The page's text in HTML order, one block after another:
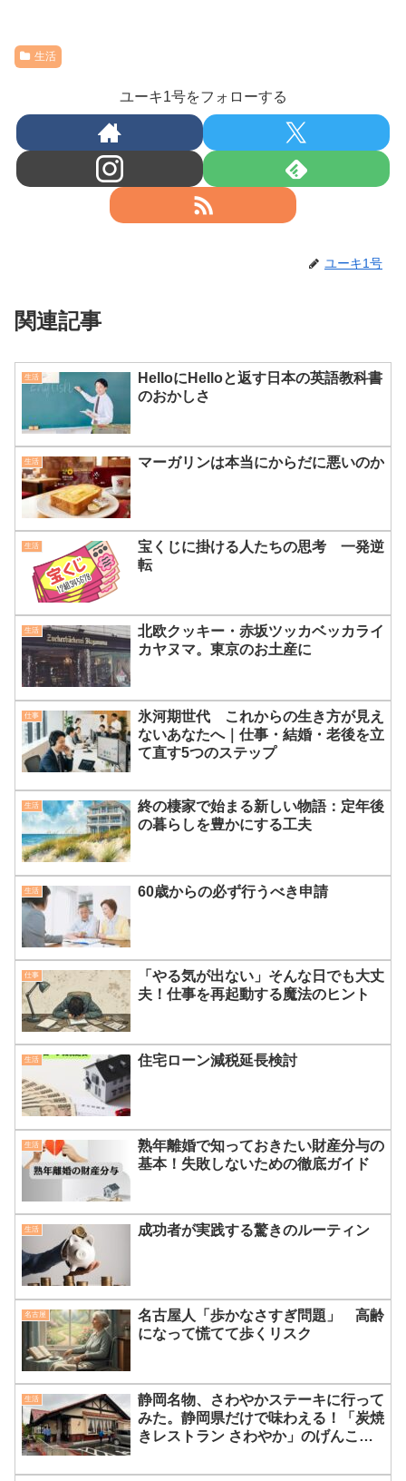
生活
ユーキ1号をフォローする
ユーキ1号
関連記事
生活
HelloにHelloと返す日本の英語教科書
のおかしさ
生活 マーガリンは本当にからだに悪いのか
生活
宝くじに掛ける人たちの思考 一発逆
転
生活
北欧クッキー・赤坂ツッカベッカライ
カヤヌマ。東京のお土産に
仕事
氷河期世代 これからの生き方が見え
ないあなたへ｜仕事・結婚・老後を立
て直す5つのステップ
生活
終の棲家で始まる新しい物語：定年後
の暮らしを豊かにする工夫
生活 60歳からの必ず行うべき申請
仕事
「やる気が出ない」そんな日でも大丈
夫！仕事を再起動する魔法のヒント
生活 住宅ローン減税延長検討
生活
熟年離婚で知っておきたい財産分与の
基本！失敗しないための徹底ガイド
生活 成功者が実践する驚きのルーティン
名古屋
名古屋人「歩かなさすぎ問題」 高齢
になって慌てて歩くリスク
生活
静岡名物、さわやかステーキに行って
みた。静岡県だけで味わえる！「炭焼
きレストラン さわやか」のげんこつ